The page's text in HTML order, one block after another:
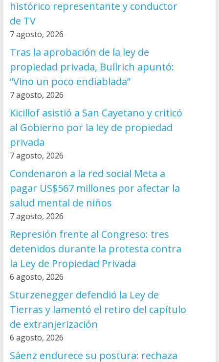
histórico representante y conductor
de TV
7 agosto, 2026
Tras la aprobación de la ley de
propiedad privada, Bullrich apuntó:
“Vino un poco endiablada”
7 agosto, 2026
Kicillof asistió a San Cayetano y criticó
al Gobierno por la ley de propiedad
privada
7 agosto, 2026
Condenaron a la red social Meta a
pagar US$567 millones por afectar la
salud mental de niños
7 agosto, 2026
Represión frente al Congreso: tres
detenidos durante la protesta contra
la Ley de Propiedad Privada
6 agosto, 2026
Sturzenegger defendió la Ley de
Tierras y lamentó el retiro del capítulo
de extranjerización
6 agosto, 2026
Sáenz endurece su postura: rechaza